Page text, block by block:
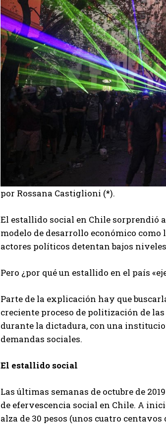
por Rossana Castiglioni (*).
El estallido social en Chile sorprendió
modelo de desarrollo económico
actores políticos detentan bajos
Pero ¿por qué un estallido en el país
Parte de la explicación hay que
creciente proceso de politización de
durante la dictadura, con una
demandas sociales.
El estallido social
Las últimas semanas de octubre de
de efervescencia social en Chile. A
alza de 30 pesos (unos cuatro